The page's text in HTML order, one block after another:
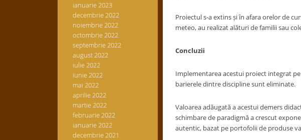
ianuarie 2023
decembrie 2022
noiembrie 2022
octombrie 2022
septembrie 2022
august 2022
iulie 2022
iunie 2022
mai 2022
aprilie 2022
martie 2022
februarie 2022
ianuarie 2022
decembrie 2021
Proiectul s-a extins și în afara orelor de
meteo, au realizat alături de familii sau
Concluzii
Implementarea acestui proiect integrat
barierele dintre discipline sunt eliminate.
Valoarea adăugată a acestui demers
schimbare de paradigmă a crescut
autentic, bazat pe portofolii de produse